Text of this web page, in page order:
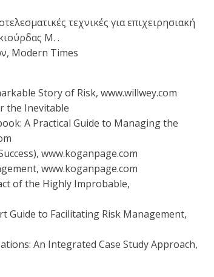
τεχνικές για επιχειρησιακή
Μ. .
Modern Times
Story of Risk, www.willwey.com
the Inevitable
A Practical Guide to Managing the
www.koganpage.com
www.koganpage.com
of the Highly Improbable,
Guide to Facilitating Risk Management,
An Integrated Case Study Approach,